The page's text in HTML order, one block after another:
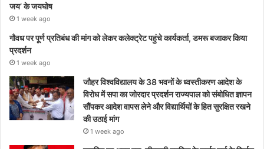
जय’ के जयघोष
1 week ago
गौवध पर पूर्ण प्रतिबंध की मांग को लेकर कलेक्ट्रेट पहुंचे कार्यकर्ता, डमरू बजाकर किया
प्रदर्शन
1 week ago
जौहर विश्वविद्यालय के 38 भवनों के ध्वस्तीकरण आदेश के
विरोध में सपा का जोरदार प्रदर्शन राज्यपाल को संबोधित ज्ञापन
सौंपकर आदेश वापस लेने और विद्यार्थियों के हित सुरक्षित रखने
की उठाई मांग
1 week ago